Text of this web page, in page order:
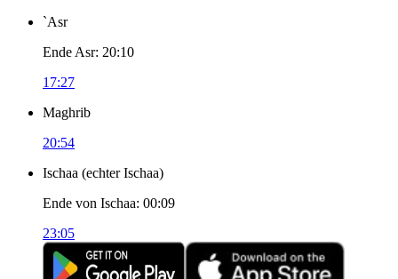
`Asr
Ende Asr: 20:10
17:27
Maghrib
20:54
Ischaa (echter Ischaa)
Ende von Ischaa: 00:09
23:05